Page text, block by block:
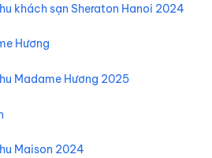
khách sạn Sheraton Hanoi 2024
Hương
Madame Hương 2025
Maison 2024